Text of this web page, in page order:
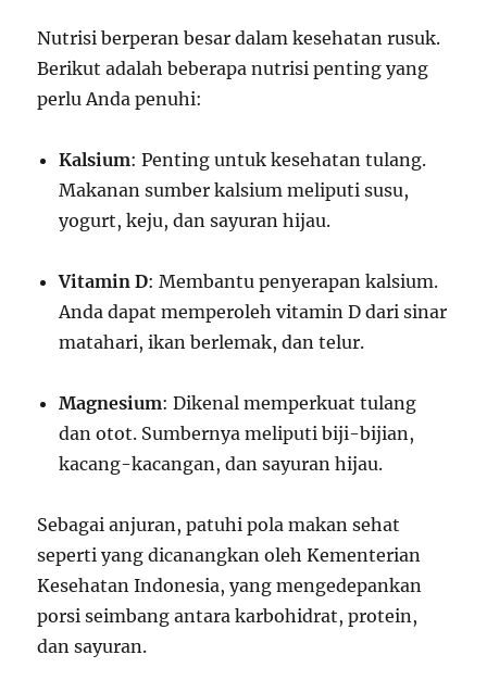
Nutrisi berperan besar dalam kesehatan rusuk.
Berikut adalah beberapa nutrisi penting yang
perlu Anda penuhi:
Kalsium: Penting untuk kesehatan tulang.
Makanan sumber kalsium meliputi susu,
yogurt, keju, dan sayuran hijau.
Vitamin D: Membantu penyerapan kalsium.
Anda dapat memperoleh vitamin D dari sinar
matahari, ikan berlemak, dan telur.
Magnesium: Dikenal memperkuat tulang
dan otot. Sumbernya meliputi biji-bijian,
kacang-kacangan, dan sayuran hijau.
Sebagai anjuran, patuhi pola makan sehat
seperti yang dicanangkan oleh Kementerian
Kesehatan Indonesia, yang mengedepankan
porsi seimbang antara karbohidrat, protein,
dan sayuran.